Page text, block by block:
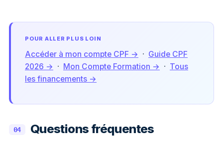
POUR ALLER PLUS LOIN
Accéder à mon compte CPF → · Guide CPF
2026 → · Mon Compte Formation → · Tous
les financements →
04 Questions fréquentes